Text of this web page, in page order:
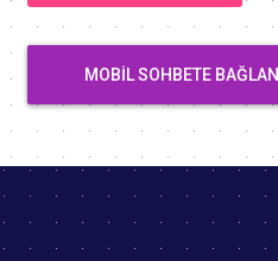
MOBIL SOHBETE BAĞLAN